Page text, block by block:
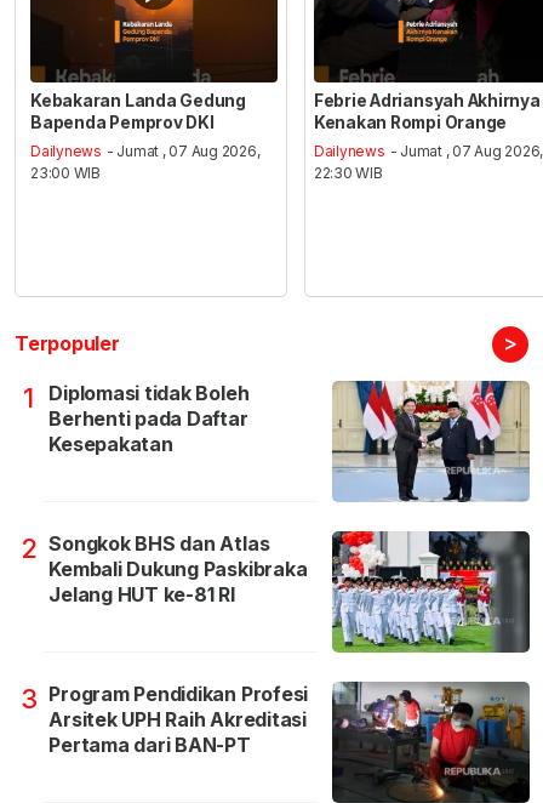
Kebakaran Landa Gedung
Bapenda Pemprov DKI
Dailynews - Jumat , 07 Aug 2026,
23:00 WIB
Febrie Adriansyah Akhirnya
Kenakan Rompi Orange
Dailynews - Jumat , 07 Aug 2026,
22:30 WIB
Terpopuler >
1
Diplomasi tidak Boleh
Berhenti pada Daftar
Kesepakatan
2 Songkok BHS dan Atlas
Kembali Dukung Paskibraka
Jelang HUT ke-81 RI
3 Program Pendidikan Profesi
Arsitek UPH Raih Akreditasi
Pertama dari BAN-PT